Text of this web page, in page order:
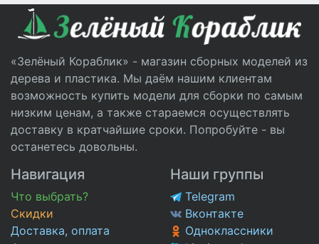
«Зелёный Кораблик» - магазин сборных моделей из
дерева и пластика. Мы даём нашим клиентам
возможность купить модели для сборки по самым
низким ценам, а также стараемся осуществлять
доставку в кратчайшие сроки. Попробуйте - вы
останетесь довольны.
Навигация
Что выбрать?
Скидки
Доставка, оплата
Наши группы
Telegram
Вконтакте
Одноклассники